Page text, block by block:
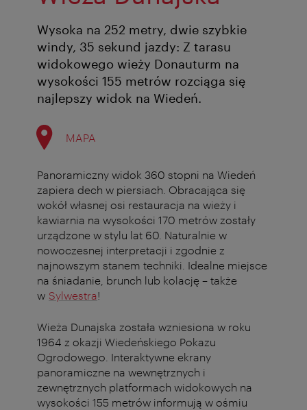
Wysoka na 252 metry, dwie szybkie
windy, 35 sekund jazdy: Z tarasu
widokowego wieży Donauturm na
wysokości 155 metrów rozciąga się
najlepszy widok na Wiedeń.
MAPA
Panoramiczny widok 360 stopni na Wiedeń
zapiera dech w piersiach. Obracająca się
wokół własnej osi restauracja na wieży i
kawiarnia na wysokości 170 metrów zostały
urządzone w stylu lat 60. Naturalnie w
nowoczesnej interpretacji i zgodnie z
najnowszym stanem techniki. Idealne miejsce
na śniadanie, brunch lub kolację – także
w Sylwestra!
Wieża Dunajska została wzniesiona w roku
1964 z okazji Wiedeńskiego Pokazu
Ogrodowego. Interaktywne ekrany
panoramiczne na wewnętrznych i
zewnętrznych platformach widokowych na
wysokości 155 metrów informują w ośmiu